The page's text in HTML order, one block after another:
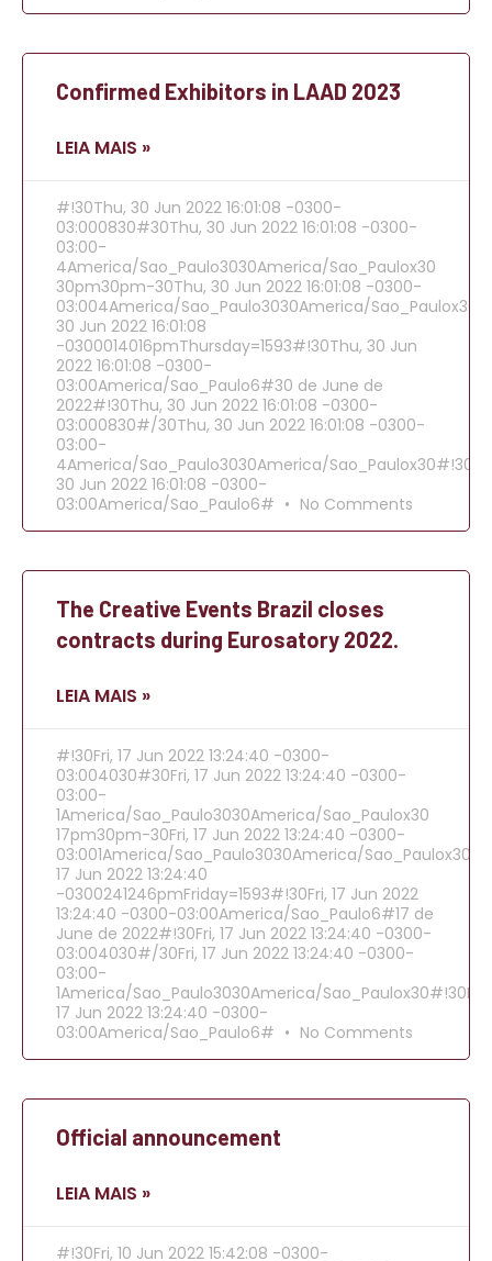
Confirmed Exhibitors in LAAD 2023
LEIA MAIS »
#!30Thu, 30 Jun 2022 16:01:08 -0300-
03:000830#30Thu, 30 Jun 2022 16:01:08 -0300-
03:00-
4America/Sao_Paulo3030America/Sao_Paulox30
30pm30pm-30Thu, 30 Jun 2022 16:01:08 -0300-
03:004America/Sao_Paulo3030America/
30 Jun 2022 16:01:08
-0300014016pmThursday=1593#!30Thu, 30 Jun
2022 16:01:08 -0300-
03:00America/Sao_Paulo6#30 de June de
2022#!30Thu, 30 Jun 2022 16:01:08 -0300-
03:000830#/30Thu, 30 Jun 2022 16:01:08 -0300-
03:00-
4America/Sao_Paulo3030America/
30 Jun 2022 16:01:08 -0300-
03:00America/Sao_Paulo6#
No Comments
The Creative Events Brazil closes
contracts during Eurosatory 2022.
LEIA MAIS »
#!30Fri, 17 Jun 2022 13:24:40 -0300-
03:004030#30Fri, 17 Jun 2022 13:24:40 -0300-
03:00-
1America/Sao_Paulo3030America/Sao_Paulox30
17pm30pm-30Fri, 17 Jun 2022 13:24:40 -0300-
03:001America/Sao_Paulo3030America/
17 Jun 2022 13:24:40
-0300241246pmFriday=1593#!30Fri, 17 Jun 2022
13:24:40 -0300-03:00America/Sao_Paulo6#17 de
June de 2022#!30Fri, 17 Jun 2022 13:24:40 -0300-
03:004030#/30Fri, 17 Jun 2022 13:24:40 -0300-
03:00-
1America/Sao_Paulo3030America/Sao_Paulox30#!30Fri,
17 Jun 2022 13:24:40 -0300-
03:00America/Sao_Paulo6#
No Comments
Official announcement
LEIA MAIS »
#!30Fri, 10 Jun 2022 15:42:08 -0300-